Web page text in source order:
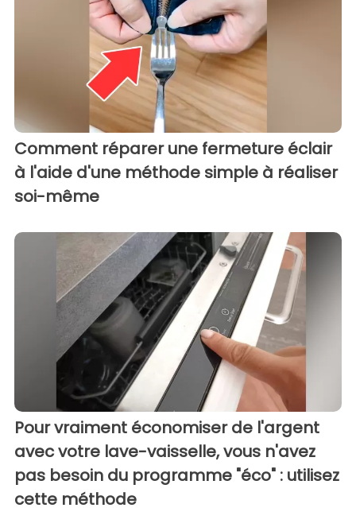
Comment réparer une fermeture éclair
à l'aide d'une méthode simple à réaliser
soi-même
Pour vraiment économiser de l'argent
avec votre lave-vaisselle, vous n'avez
pas besoin du programme "éco" : utilisez
cette méthode